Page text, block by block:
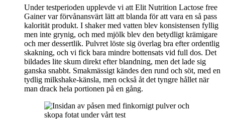
Under testperioden upplevde vi att Elit Nutrition Lactose free
Gainer var förvånansvärt lätt att blanda för att vara en så pass
kalorität produkt. I shaker med vatten blev konsistensen fyllig
men inte grynig, och med mjölk blev den betydligt krämigare
och mer dessertlik. Pulvret löste sig överlag bra efter ordentlig
skakning, och vi fick bara mindre bottensats vid full dos. Det
bildades lite skum direkt efter blandning, men det lade sig
ganska snabbt. Smakmässigt kändes den rund och söt, med en
tydlig milkshake-känsla, men också åt det tyngre hållet när
man drack hela portionen på en gång.